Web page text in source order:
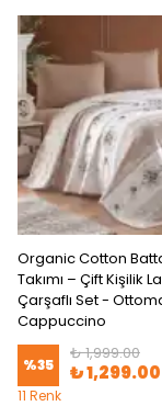
Organic Cotton
Takımı – Çift Kişilik
Çarşaflı Set -
Cappuccino
%35
₺ 1,999.00
₺ 1,299.00
11 Renk